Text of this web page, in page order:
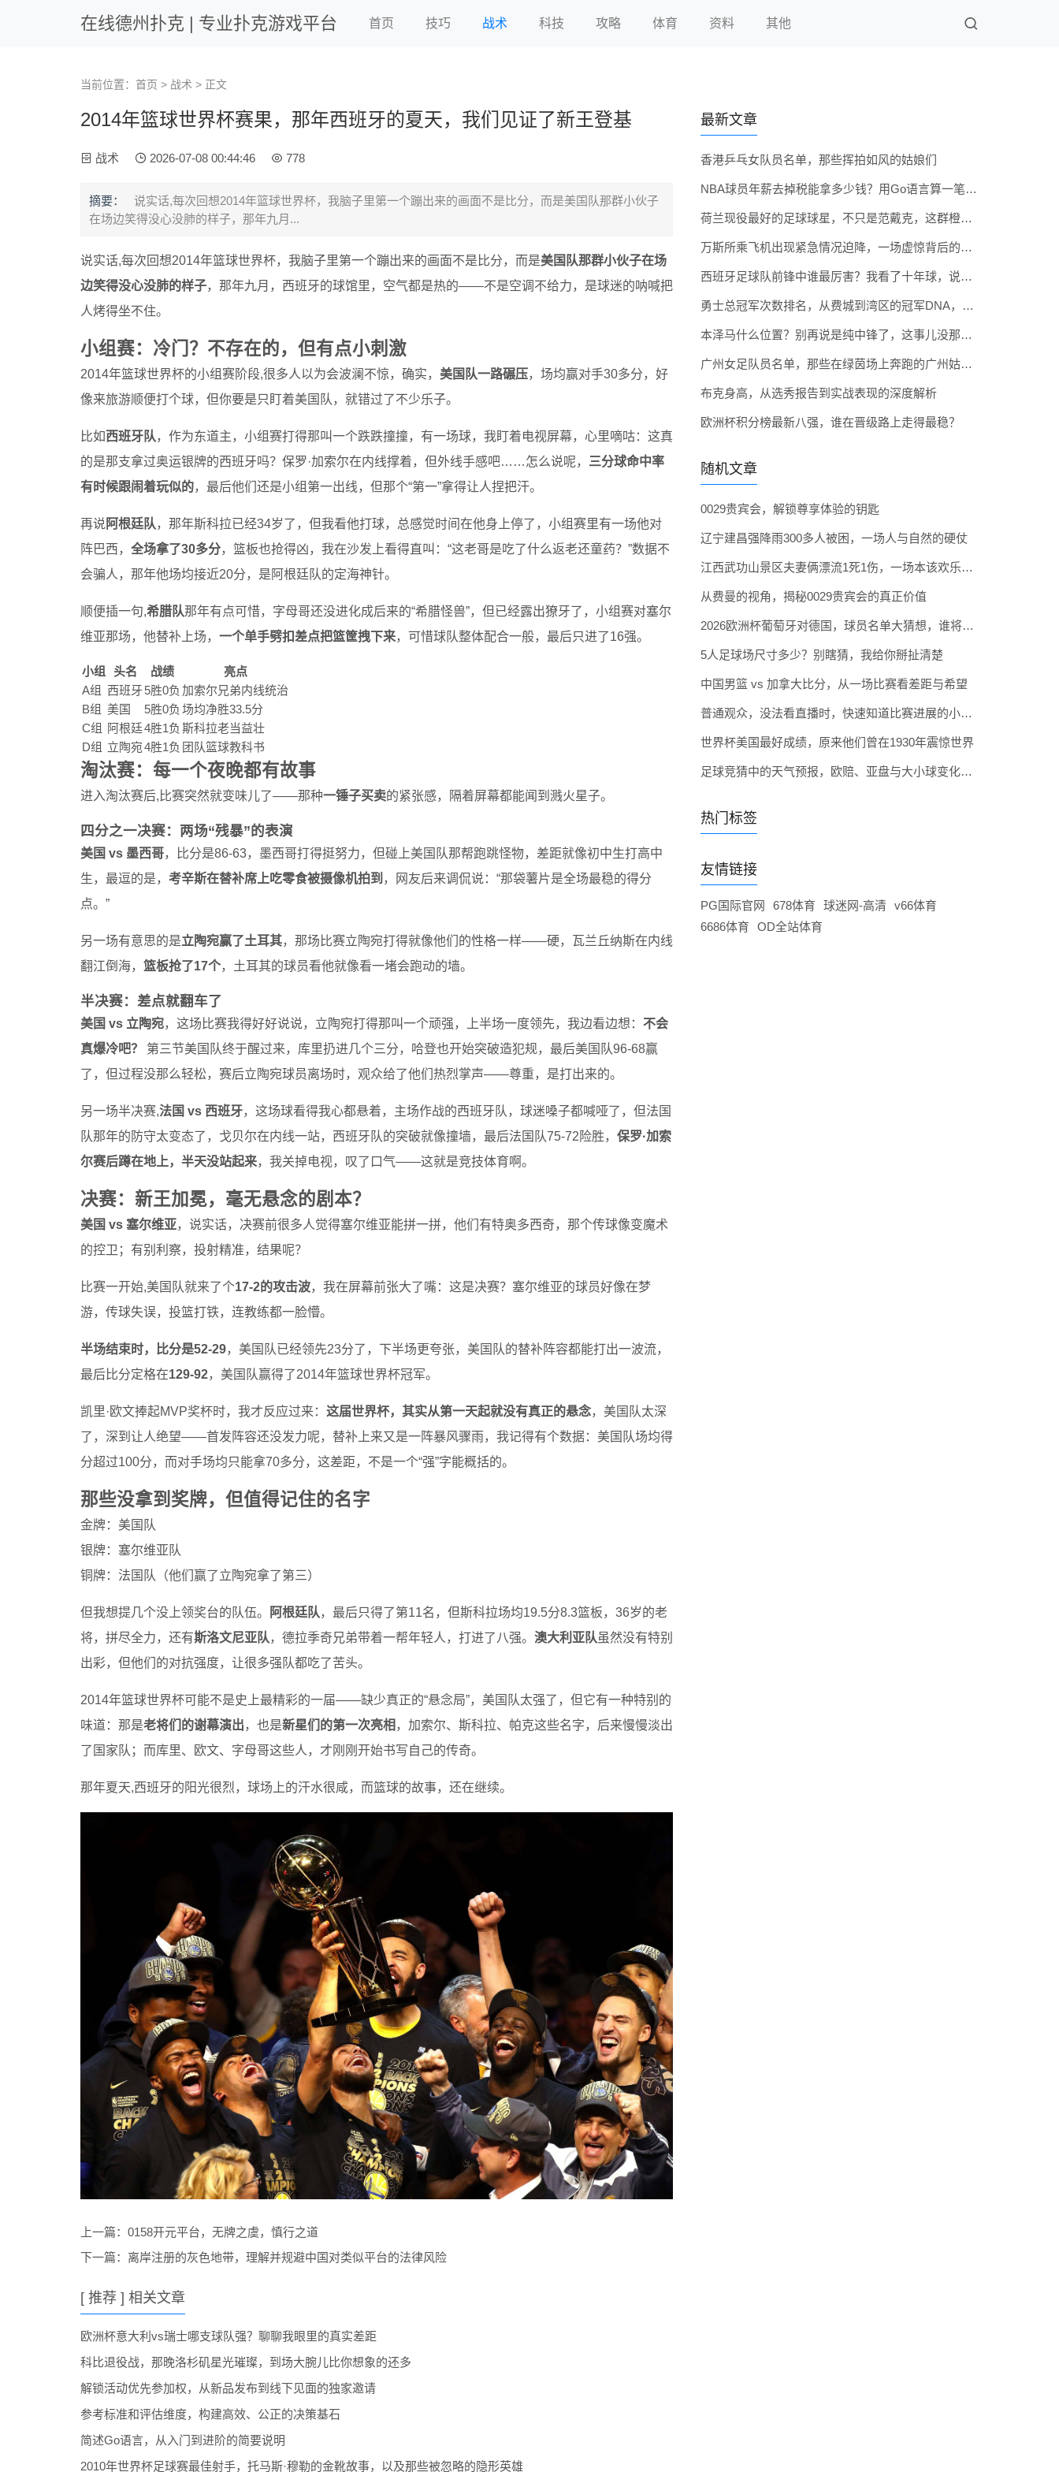
在线德州扑克 | 专业扑克游戏平台 首页 技巧 战术 科技 攻略 体育 资料 其他
当前位置： 首页 > 战术 > 正文
2014年篮球世界杯赛果，那年西班牙的夏天，我们见证了新王登基
战术 2026-07-08 00:44:46 778
摘要：
说实话,每次回想2014年篮球世界杯，我脑子里第一个蹦出来的画面不是比分，而是美国队那群小伙子
在场边笑得没心没肺的样子，那年九月...
说实话,每次回想2014年篮球世界杯，我脑子里第一个蹦出来的画面不是比分，而是美国队那群小伙子在场
边笑得没心没肺的样子，那年九月，西班牙的球馆里，空气都是热的——不是空调不给力，是球迷的呐喊把
人烤得坐不住。
小组赛：冷门？不存在的，但有点小刺激
2014年篮球世界杯的小组赛阶段,很多人以为会波澜不惊，确实， 美国队一路碾压，场均赢对手30多分，好
像来旅游顺便打个球，但你要是只盯着美国队，就错过了不少乐子。
比如西班牙队，作为东道主，小组赛打得那叫一个跌跌撞撞，有一场球，我盯着电视屏幕，心里嘀咕：这真
的是那支拿过奥运银牌的西班牙吗？保罗·加索尔在内线撑着，但外线手感吧……怎么说呢， 三分球命中率
有时候跟闹着玩似的，最后他们还是小组第一出线，但那个“第一”拿得让人捏把汗。
再说阿根廷队，那年斯科拉已经34岁了，但我看他打球，总感觉时间在他身上停了，小组赛里有一场他对
阵巴西， 全场拿了30多分，篮板也抢得凶，我在沙发上看得直叫：“这老哥是吃了什么返老还童药？”数据不
会骗人，那年他场均接近20分，是阿根廷队的定海神针。
顺便插一句,希腊队那年有点可惜，字母哥还没进化成后来的“希腊怪兽”，但已经露出獠牙了，小组赛对塞尔
维亚那场，他替补上场， 一个单手劈扣差点把篮筐拽下来，可惜球队整体配合一般，最后只进了16强。
小组 头名 战绩
亮点
A组
西班牙 5胜0负 加索尔兄弟内线统治
B组 美国 5胜0负 场均净胜33.5分
C组
阿根廷4胜1负 斯科拉老当益壮
D组 立陶宛4胜1负 团队篮球教科书
淘汰赛：每一个夜晚都有故事
进入淘汰赛后,比赛突然就变味儿了——那种一锤子买卖的紧张感，隔着屏幕都能闻到溅火星子。
四分之一决赛：两场“残暴”的表演
美国 vs 墨西哥，比分是86-63，墨西哥打得挺努力，但碰上美国队那帮跑跳怪物，差距就像初中生打高中
生，最逗的是， 考辛斯在替补席上吃零食被摄像机拍到 ，网友后来调侃说：“那袋薯片是全场最稳的得分
点。”
另一场有意思的是立陶宛赢了土耳其，那场比赛立陶宛打得就像他们的性格一样——硬，瓦兰丘纳斯在内线
翻江倒海， 篮板抢了17个，土耳其的球员看他就像看一堵会跑动的墙。
半决赛：差点就翻车了
美国 vs 立陶宛，这场比赛我得好好说说，立陶宛打得那叫一个顽强，上半场一度领先，我边看边想： 不会
真爆冷吧？
第三节美国队终于醒过来，库里扔进几个三分，哈登也开始突破造犯规，最后美国队96-68赢
了，但过程没那么轻松，赛后立陶宛球员离场时，观众给了他们热烈掌声——尊重，是打出来的。
另一场半决赛,法国 vs 西班牙，这场球看得我心都悬着，主场作战的西班牙队，球迷嗓子都喊哑了，但法国
队那年的防守太变态了，戈贝尔在内线一站，西班牙队的突破就像撞墙，最后法国队75-72险胜， 保罗·加索
尔赛后蹲在地上，半天没站起来，我关掉电视，叹了口气——这就是竞技体育啊。
决赛：新王加冕，毫无悬念的剧本？
美国 vs 塞尔维亚，说实话，决赛前很多人觉得塞尔维亚能拼一拼，他们有特奥多西奇，那个传球像变魔术
的控卫；有别利察，投射精准，结果呢？
比赛一开始,美国队就来了个17-2的攻击波，我在屏幕前张大了嘴：这是决赛？塞尔维亚的球员好像在梦
游，传球失误，投篮打铁，连教练都一脸懵。
半场结束时，比分是52-29，美国队已经领先23分了，下半场更夸张，美国队的替补阵容都能打出一波流，
最后比分定格在129-92，美国队赢得了2014年篮球世界杯冠军。
凯里·欧文捧起MVP奖杯时，我才反应过来： 这届世界杯，其实从第一天起就没有真正的悬念，美国队太深
了，深到让人绝望——首发阵容还没发力呢，替补上来又是一阵暴风骤雨，我记得有个数据：美国队场均得
分超过100分，而对手场均只能拿70多分，这差距，不是一个“强”字能概括的。
那些没拿到奖牌，但值得记住的名字
金牌：美国队
银牌：塞尔维亚队
铜牌：法国队（他们赢了立陶宛拿了第三）
但我想提几个没上领奖台的队伍。 阿根廷队，最后只得了第11名，但斯科拉场均19.5分8.3篮板，36岁的老
将，拼尽全力，还有斯洛文尼亚队，德拉季奇兄弟带着一帮年轻人，打进了八强。 澳大利亚队虽然没有特别
出彩，但他们的对抗强度，让很多强队都吃了苦头。
2014年篮球世界杯可能不是史上最精彩的一届——缺少真正的“悬念局”，美国队太强了，但它有一种特别的
味道：那是老将们的谢幕演出，也是新星们的第一次亮相 ，加索尔、斯科拉、帕克这些名字，后来慢慢淡出
了国家队；而库里、欧文、字母哥这些人，才刚刚开始书写自己的传奇。
那年夏天,西班牙的阳光很烈，球场上的汗水很咸，而篮球的故事，还在继续。
上一篇： 0158开元平台，无牌之虞，慎行之道
下一篇： 离岸注册的灰色地带，理解并规避中国对类似平台的法律风险
[ 推荐 ] 相关文章
欧洲杯意大利vs瑞士哪支球队强？聊聊我眼里的真实差距
科比退役战，那晚洛杉矶星光璀璨，到场大腕儿比你想象的还多
解锁活动优先参加权，从新品发布到线下见面的独家邀请
参考标准和评估维度，构建高效、公正的决策基石
简述Go语言，从入门到进阶的简要说明
2010年世界杯足球赛最佳射手，托马斯·穆勒的金靴故事，以及那些被忽略的隐形英雄
最新文章
香港乒乓女队员名单，那些挥拍如风的姑娘们
NBA球员年薪去掉税能拿多少钱？用Go语言算一笔真实账
荷兰现役最好的足球球星，不只是范戴克，这群橙衣军团的顶梁柱你认识几个？
万斯所乘飞机出现紧急情况迫降，一场虚惊背后的航空安全课
西班牙足球队前锋中谁最厉害？我看了十年球，说实话这题真不简单
勇士总冠军次数排名，从费城到湾区的冠军DNA，到底排在第几？
本泽马什么位置？别再说是纯中锋了，这事儿没那么简单
广州女足队员名单，那些在绿茵场上奔跑的广州姑娘们
布克身高，从选秀报告到实战表现的深度解析
欧洲杯积分榜最新八强，谁在晋级路上走得最稳？
随机文章
0029贵宾会，解锁尊享体验的钥匙
辽宁建昌强降雨300多人被困，一场人与自然的硬仗
江西武功山景区夫妻俩漂流1死1伤，一场本该欢乐的旅途，为何变成无法回头的遗憾？
从费曼的视角，揭秘0029贵宾会的真正价值
2026欧洲杯葡萄牙对德国，球员名单大猜想，谁将踏上巅峰对决？
5人足球场尺寸多少？别瞎猜，我给你掰扯清楚
中国男篮 vs 加拿大比分，从一场比赛看差距与希望
普通观众，没法看直播时，快速知道比赛进展的小妙招
世界杯美国最好成绩，原来他们曾在1930年震惊世界
足球竞猜中的天气预报，欧赔、亚盘与大小球变化解析
热门标签
友情链接
PG国际官网 678体育 球迷网-高清
v66体育
6686体育
OD全站体育